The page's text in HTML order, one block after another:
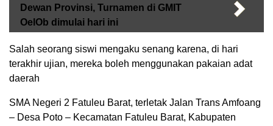
Dewan Provinsi, Turnamen di GMIT
OelOb dimulai hari ini
Salah seorang siswi mengaku senang karena, di hari
terakhir ujian, mereka boleh menggunakan pakaian adat
daerah
SMA Negeri 2 Fatuleu Barat, terletak Jalan Trans Amfoang
– Desa Poto – Kecamatan Fatuleu Barat, Kabupaten